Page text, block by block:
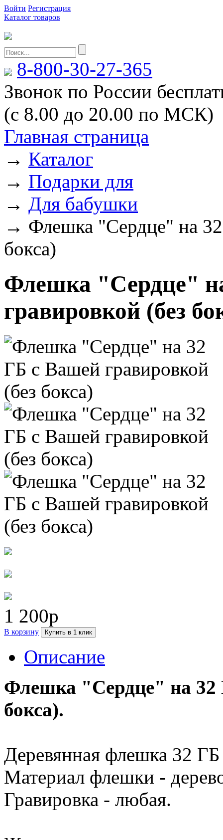
Войти Регистрация
Каталог товаров
8-800-30-27-365
Звонок по России
(с 8.00 до 20.00 по МСК)
Главная страница
→ Каталог
→ Подарки для
→ Для бабушки
→ Флешка "Сердце" на
бокса)
Флешка "Сердце"
гравировкой (без
1 200р
В корзину Купить в 1 клик
Описание
Флешка "Сердце" на 32
бокса).
Деревянная флешка 32
Материал флешки -
Гравировка - любая.